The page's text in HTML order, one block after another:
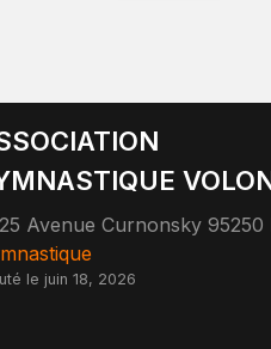
le juin 18, 2026